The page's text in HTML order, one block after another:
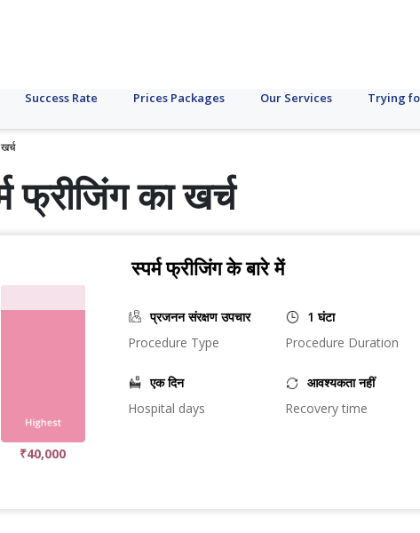
Success Rate Prices Packages Our Services Trying
फ्रीजिंग का खर्च
₹40,000
स्पर्म फ्रीजिंग के बारे में
प्रजनन संरक्षण उपचार
Procedure Type
1 घंटा
Procedure Duration
एक दिन
Hospital days
आवश्यकता नहीं
Recovery time